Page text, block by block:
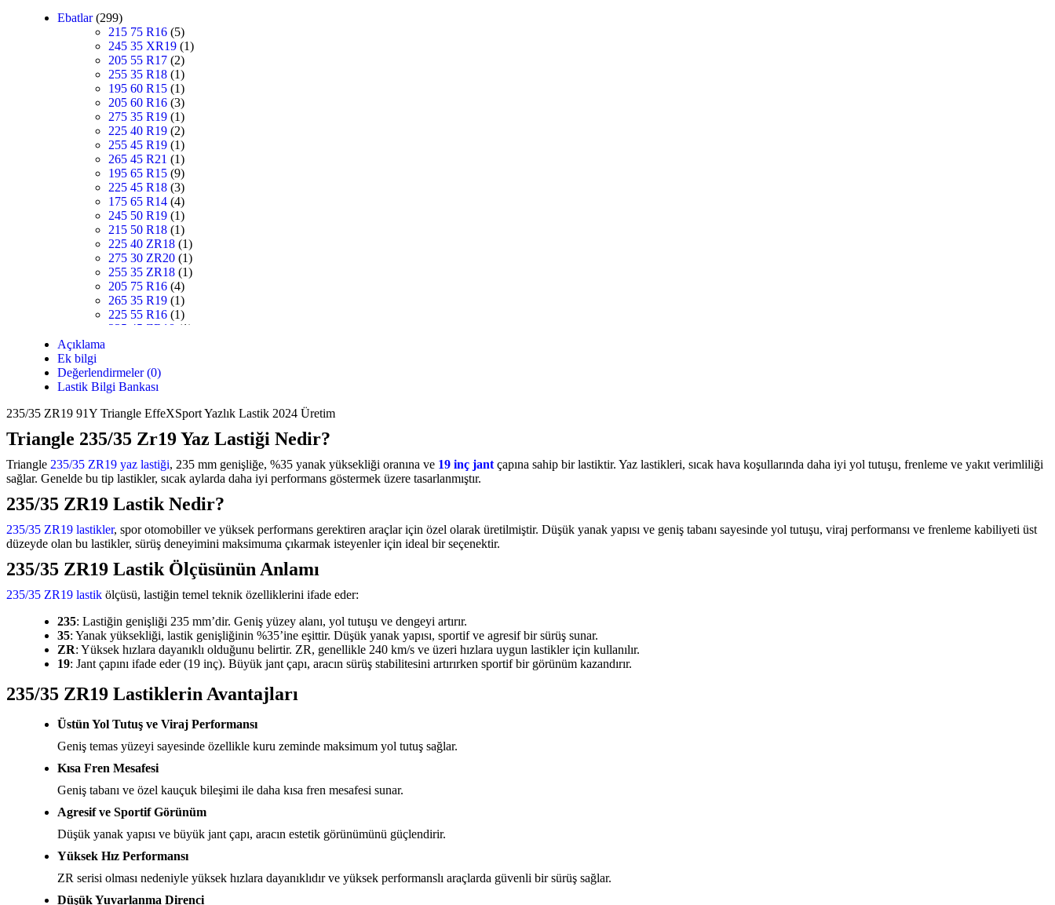
Ebatlar (299)
215 75 R16 (5)
245 35 XR19 (1)
205 55 R17 (2)
255 35 R18 (1)
195 60 R15 (1)
205 60 R16 (3)
275 35 R19 (1)
225 40 R19 (2)
255 45 R19 (1)
265 45 R21 (1)
195 65 R15 (9)
225 45 R18 (3)
175 65 R14 (4)
245 50 R19 (1)
215 50 R18 (1)
225 40 ZR18 (1)
275 30 ZR20 (1)
255 35 ZR18 (1)
205 75 R16 (4)
265 35 R19 (1)
225 55 R16 (1)
235 45 ZR18 (1)
255 40 R19
285 45 R20
235 30 ZR20 (1)
255 50 R19 (1)
225 65 R16 (2)
215 60 R17 (3)
205 45 R17
(2)
225 65 R17 (1)
245 35 R20 (1)
155 70 R13 (1)
235 55 R18
215 45 ZR17 (1)
245 40 R20 (1)
235 35 ZR19 (3)
205 45 R16 (2)
195 40 ZR16 (1)
245 45 R20 (1)
245 45 R18 (5)
215 35 R18 (1)
255 35 R20 (1)
185 75 R16
265 30 ZR19 (1)
265 35 R18 (1)
225 55 R19
225 50 R17 (1)
235 35 ZR20 (1)
185 60 R13 (1)
275 40 R20 (1)
Açıklama
Ek bilgi
Değerlendirmeler (0)
Lastik Bilgi Bankası
235/35 ZR19 91Y Triangle EffeXSport Yazlık Lastik 2024 Üretim
Triangle 235/35 Zr19 Yaz Lastiği Nedir?
Triangle 235/35 ZR19 yaz lastiği, 235 mm genişliğe, %35 yanak yüksekliği oranına ve 19 inç jant çapına sahip bir lastiktir. Yaz lastikleri, sıcak hava koşullarında daha iyi yol tutuşu, frenleme ve yakıt verimliliği
sağlar. Genelde bu tip lastikler, sıcak aylarda daha iyi performans göstermek üzere tasarlanmıştır.
235/35 ZR19 Lastik Nedir?
235/35 ZR19 lastikler, spor otomobiller ve yüksek performans gerektiren araçlar için özel olarak üretilmiştir. Düşük yanak yapısı ve geniş tabanı sayesinde yol tutuşu, viraj performansı ve frenleme kabiliyeti üst
düzeyde olan bu lastikler, sürüş deneyimini maksimuma çıkarmak isteyenler için ideal bir seçenektir.
235/35 ZR19 Lastik Ölçüsünün Anlamı
235/35 ZR19 lastik ölçüsü, lastiğin temel teknik özelliklerini ifade eder:
235: Lastiğin genişliği 235 mm’dir. Geniş yüzey alanı, yol tutuşu ve dengeyi artırır.
35: Yanak yüksekliği, lastik genişliğinin %35’ine eşittir. Düşük yanak yapısı, sportif ve agresif bir sürüş sunar.
ZR: Yüksek hızlara dayanıklı olduğunu belirtir. ZR, genellikle 240 km/s ve üzeri hızlara uygun lastikler için kullanılır.
19: Jant çapını ifade eder (19 inç). Büyük jant çapı, aracın sürüş stabilitesini artırırken sportif bir görünüm kazandırır.
235/35 ZR19 Lastiklerin Avantajları
Üstün Yol Tutuş ve Viraj Performansı
Geniş temas yüzeyi sayesinde özellikle kuru zeminde maksimum yol tutuş sağlar.
Kısa Fren Mesafesi
Geniş tabanı ve özel kauçuk bileşimi ile daha kısa fren mesafesi sunar.
Agresif ve Sportif Görünüm
Düşük yanak yapısı ve büyük jant çapı, aracın estetik görünümünü güçlendirir.
Yüksek Hız Performansı
ZR serisi olması nedeniyle yüksek hızlara dayanıklıdır ve yüksek performanslı araçlarda güvenli bir sürüş sağlar.
Düşük Yuvarlanma Direnci